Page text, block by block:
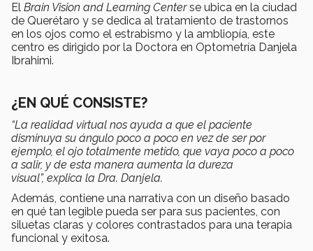
El Brain Vision and Learning Centerse ubica en la ciudad
de Querétaro y se dedica al tratamiento de trastornos
en los ojos como el estrabismo y la ambliopía, este
centro es dirigido por la Doctora en Optometría Danjela
Ibrahimi.
¿EN QUÉ CONSISTE?
“La realidad virtual nos ayuda a que el paciente
disminuya su ángulo poco a poco en vez de ser por
ejemplo, el ojo totalmente metido, que vaya poco a poco
a salir, y de esta manera aumenta la dureza
visual”, explica la Dra. Danjela.
Además, contiene una narrativa con un diseño basado
en qué tan legible pueda ser para sus pacientes, con
siluetas claras y colores contrastados para una terapia
funcional y exitosa.